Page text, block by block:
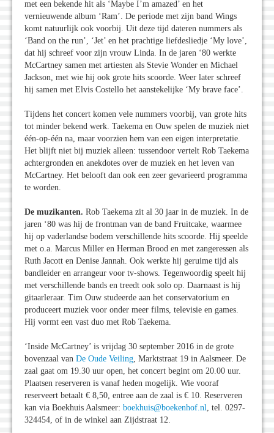
met een bekende hit als ‘Maybe I’m amazed’ en het
vernieuwende album ‘Ram’. De periode met zijn band Wings
komt natuurlijk ook voorbij. Uit deze tijd dateren nummers als
‘Band on the run’, ‘Jet’ en het prachtige liefdesliedje ‘My love’,
dat hij schreef voor zijn vrouw Linda. In de jaren ‘80 werkte
McCartney samen met artiesten als Stevie Wonder en Michael
Jackson, met wie hij ook grote hits scoorde. Weer later schreef
hij samen met Elvis Costello het aanstekelijke ‘My brave face’.
Tijdens het concert komen vele nummers voorbij, van grote hits
tot minder bekend werk. Taekema en Ouw spelen de muziek niet
één-op-één na, maar voorzien hem van een eigen interpretatie.
Het blijft niet bij muziek alleen: tussendoor vertelt Rob Taekema
achtergronden en anekdotes over de muziek en het leven van
McCartney. Het belooft dan ook een zeer gevarieerd programma
te worden.
De muzikanten. Rob Taekema zit al 30 jaar in de muziek. In de
jaren ‘80 was hij de frontman van de band Fruitcake, waarmee
hij op vaderlandse bodem verschillende hits scoorde. Hij speelde
met o.a. Marcus Miller en Herman Brood en met zangeressen als
Ruth Jacott en Denise Jannah. Ook werkte hij geruime tijd als
bandleider en arrangeur voor tv-shows. Tegenwoordig speelt hij
met verschillende bands en treedt ook solo op. Daarnaast is hij
gitaarleraar. Tim Ouw studeerde aan het conservatorium en
produceert muziek voor onder meer films, televisie en games.
Hij vormt een vast duo met Rob Taekema.
‘Inside McCartney’ is vrijdag 30 september 2016 in de grote
bovenzaal van De Oude Veiling, Marktstraat 19 in Aalsmeer. De
zaal gaat om 19.30 uur open, het concert begint om 20.00 uur.
Plaatsen reserveren is vanaf heden mogelijk. Wie vooraf
reserveert betaalt € 8,50, entree aan de zaal is € 10. Reserveren
kan via Boekhuis Aalsmeer: boekhuis@boekenhof.nl, tel. 0297-
324454, of in de winkel aan Zijdstraat 12.